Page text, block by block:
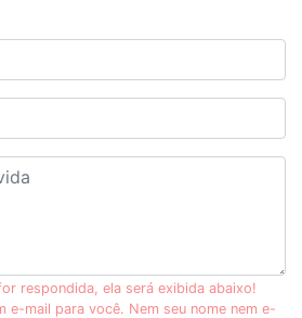
respondida, ela será exibida abaixo!
e-mail para você. Nem seu nome nem e-